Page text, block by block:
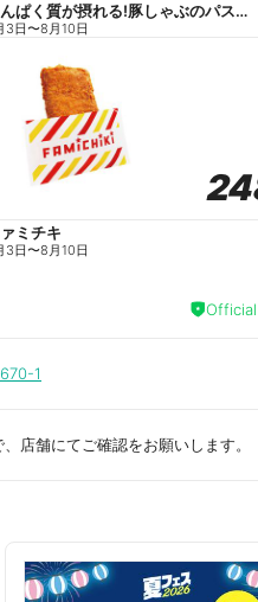
たんぱく質が摂れる!豚しゃぶのパスタサラダ
3日〜8月10日
ミチキ
3日〜8月10日
1
店舗にてご確認をお願いします。